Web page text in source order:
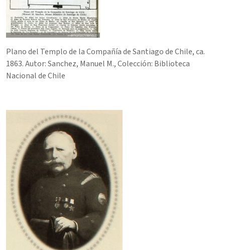
Plano del Templo de la Compañía de Santiago de Chile, ca.
1863. Autor:Sanchez, Manuel M., Colección: Biblioteca
Nacional de Chile